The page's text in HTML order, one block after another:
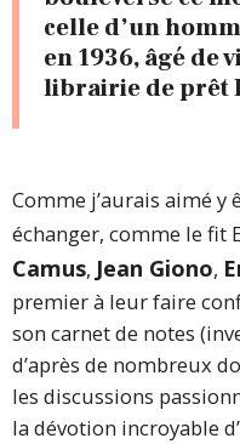
celle d’un
en 1936, âgé de
librairie de prêt
Comme j’aurais aimé y
échanger, comme le fit
Camus, Jean Giono,
premier à leur faire
son carnet de notes
d’après de nombreux
les discussions
la dévotion incroyable